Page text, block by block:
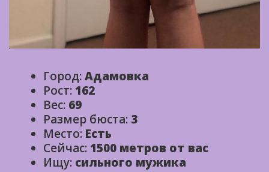
Город:Адамовка
Рост: 162
Вес: 69
Размер бюста: 3
Место: Есть
Сейчас: 1500 метров от вас
Ищу: сильного мужика